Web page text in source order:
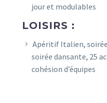
jour et modulables
LOISIRS :
Apéritif Italien,
soirée dansante, 25
cohésion d’équipes